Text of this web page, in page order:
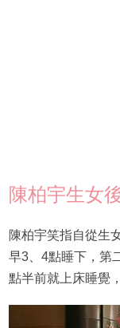
陳柏宇生女
陳柏宇笑指自從生
早3、4點睡下，第
點半前就上床睡覺